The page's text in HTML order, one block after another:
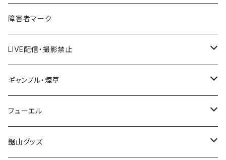
国道600～699号線
国道700～799号線
ROUTE600～699号線
ROUTE700～799号線
ROUTE 600～699号線
ROUTE 700～799号線
ROUTE 600～699号線
ROUTE 700～799号線
秋田県
Tシャツ
ステッカー
山形県
福島県
茨城県
栃木県
障害者マーク
LIVE配信・撮影禁止
LIVE配信禁止
撮影禁止
ギャンブル・煙草
ホテルキーホルダー
たばこ・禁煙ステッカー
フューエル
ステッカー
鋸山グッズ